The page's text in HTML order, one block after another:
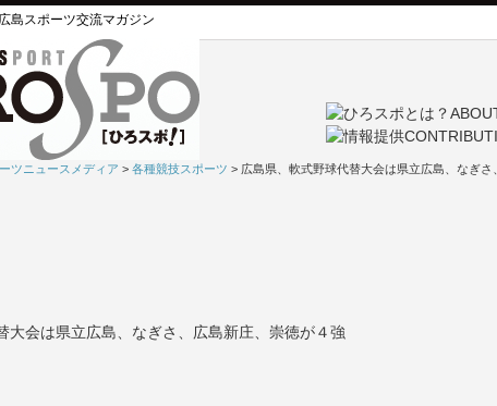
島スポーツ交流マガジン
ツニュースメディア > 各種競技スポーツ > 広島県、軟式野球代替大会は県立広島、なぎ
大会は県立広島、なぎさ、広島新庄、崇徳が４強